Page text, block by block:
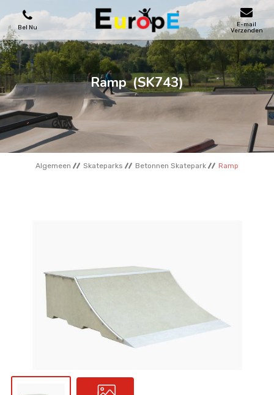
Bel Nu
E-mail
Verzenden
SPEELTOESTELLEN
SKATEPARKS
HOUTEN HUIZENS
STADSMEUBILAIRS
CONTACT
Ramp (SK743)
Algemeen Skateparks Betonnen Skatepark Ramp